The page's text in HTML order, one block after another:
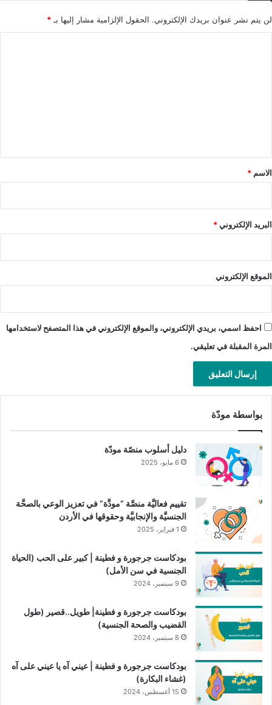
ادمان الإباحبة توقعات مشاكل زوجية لن يتم نشر عنوان بريدك الإلكتروني. الحقول الإلزامية مشار إليها بـ *
*
الاسم *
البريد الإلكتروني*
الموقع الإلكتروني
احفظ اسمي، بريدي الإلكتروني، والموقع الإلكتروني في هذا المتصفح لاستخدامها
المرة المقبلة في تعليقي.
بواسطة مودّة
دليل أسلوب منصّة مودّة
6 مايو، 2025
تقييم فعاليَّة منصَّة “مودَّة” في تعزيز الوعي بالصحَّة
الجنسيَّة والإنجابيَّة وحقوقها في الأردن
1 فبراير، 2025
بودكاست جرجورة و فطينة | كبير على الحب (الحياة
الجنسية في سن الأمل)
9 سبتمبر، 2024
بودكاست جرجورة و فطينة| طويل..قصير (طول
القضيب والصحة الجنسية)
8 سبتمبر، 2024
بودكاست جرجورة و فطينة | عيني آه يا عيني على آه
(غشاء البكارة)
15 أغسطس، 2024